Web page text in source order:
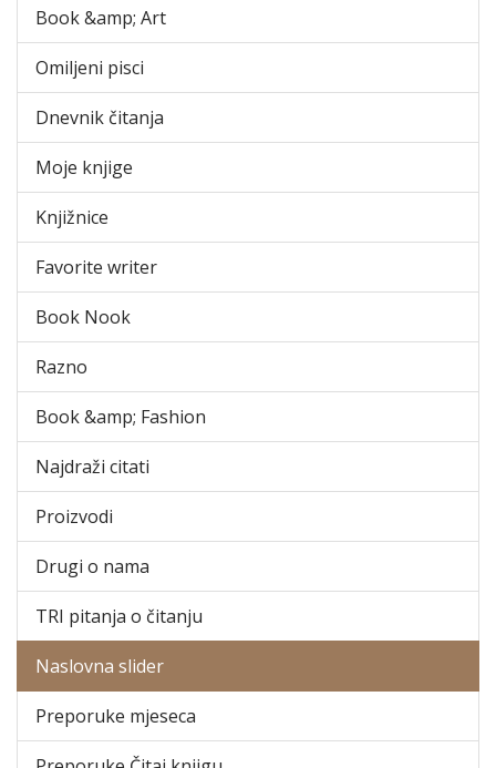
Book &amp; Art
Omiljeni pisci
Dnevnik čitanja
Moje knjige
Knjižnice
Favorite writer
Book Nook
Razno
Book &amp; Fashion
Najdraži citati
Proizvodi
Drugi o nama
TRI pitanja o čitanju
Naslovna slider
Preporuke mjeseca